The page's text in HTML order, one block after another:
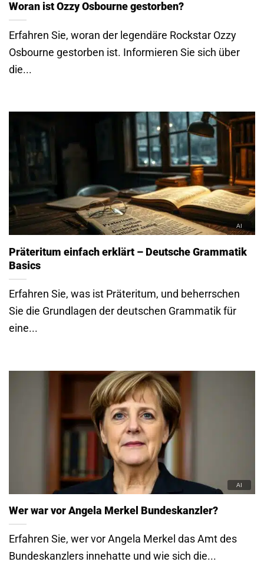
Woran ist Ozzy Osbourne gestorben?
Erfahren Sie, woran der legendäre Rockstar Ozzy
Osbourne gestorben ist. Informieren Sie sich über
die...
Präteritum einfach erklärt – Deutsche Grammatik
Basics
Erfahren Sie, was ist Präteritum, und beherrschen
Sie die Grundlagen der deutschen Grammatik für
eine...
Wer war vor Angela Merkel Bundeskanzler?
Erfahren Sie, wer vor Angela Merkel das Amt des
Bundeskanzlers innehatte und wie sich die...